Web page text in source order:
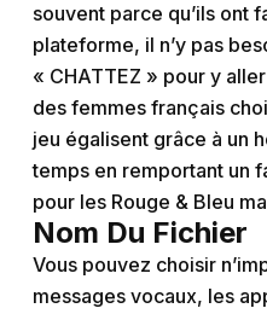
souvent parce qu’ils ont
plateforme, il n’y pas
« CHATTEZ » pour y
des femmes français
jeu égalisent grâce à un
temps en remportant un
pour les Rouge & Bleu
Nom Du Fichier
Vous pouvez choisir
messages vocaux, les